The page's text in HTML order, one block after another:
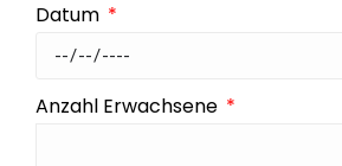
Datum
Anzahl Erwachsene